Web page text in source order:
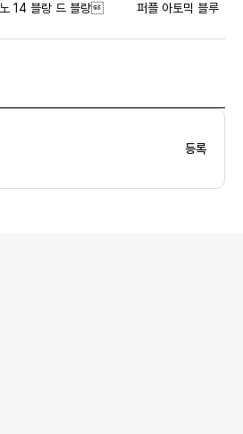
노 14 블랑 드 블랑
퍼플 아토믹 블루
등록